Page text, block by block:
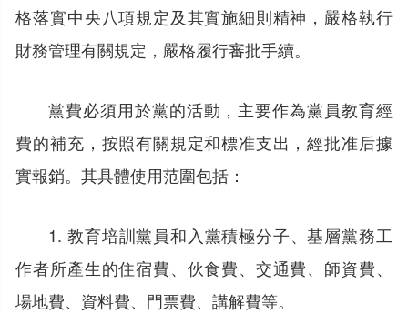
格落實中央八項規定及其實施細則精神，嚴格執行
財務管理有關規定，嚴格履行審批手續。
黨費必須用於黨的活動，主要作為黨員教育經
費的補充，按照有關規定和標准支出，經批准后據
實報銷。其具體使用范圍包括：
1. 教育培訓黨員和入黨積極分子、基層黨務工
作者所產生的住宿費、伙食費、交通費、師資費、
場地費、資料費、門票費、講解費等。